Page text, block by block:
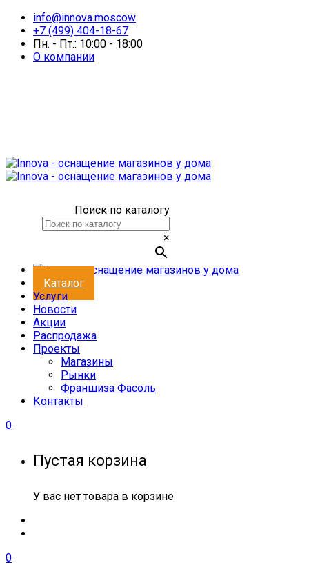
info@innova.moscow
+7 (499) 404-18-67
Пн. - Пт.: 10:00 - 18:00
О компании
Поиск по каталогу
×
Каталог
Услуги
Новости
Акции
Распродажа
Проекты
Магазины
Рынки
Франшиза Фасоль
Контакты
0
Пустая корзина
У вас нет товара в корзине
0